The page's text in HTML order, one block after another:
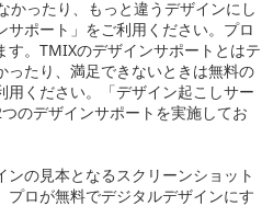
かったり、もっと違うデザインにし
サポート」をご利用ください。プロ
す。TMIXのデザインサポートとはテ
ったり、満足できないときは無料の
用ください。「デザイン起こしサー
のデザインサポートを実施してお
の見本となるスクリーンショット
プロが無料でデジタルデザインにす